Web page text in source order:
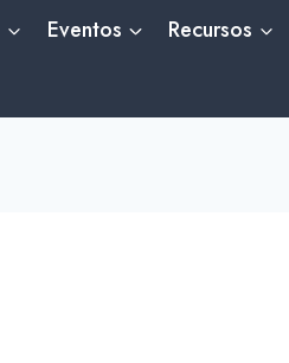
Eventos
Recursos